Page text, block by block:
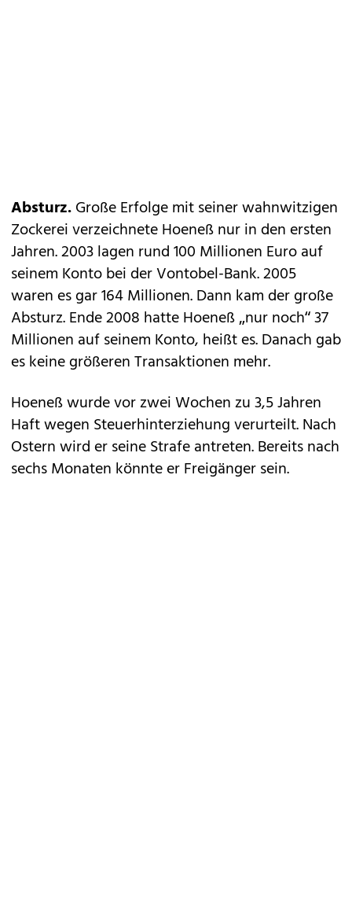
Absturz.Große Erfolge mit seiner wahnwitzigen
Zockerei verzeichnete Hoeneß nur in den ersten
Jahren. 2003 lagen rund 100 Millionen Euro auf
seinem Konto bei der Vontobel-Bank. 2005
waren es gar 164 Millionen. Dann kam der große
Absturz. Ende 2008 hatte Hoeneß „nur noch“ 37
Millionen auf seinem Konto, heißt es. Danach gab
es keine größeren Transaktionen mehr.
Hoeneß wurde vor zwei Wochen zu 3,5 Jahren
Haft wegen Steuerhinterziehung verurteilt. Nach
Ostern wird er seine Strafe antreten. Bereits nach
sechs Monaten könnte er Freigänger sein.